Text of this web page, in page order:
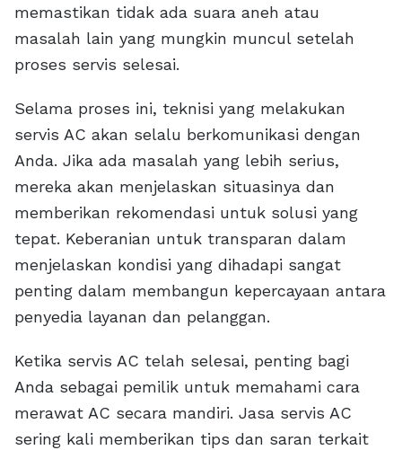
memastikan tidak ada suara aneh atau
masalah lain yang mungkin muncul setelah
proses servis selesai.
Selama proses ini, teknisi yang melakukan
servis AC akan selalu berkomunikasi dengan
Anda. Jika ada masalah yang lebih serius,
mereka akan menjelaskan situasinya dan
memberikan rekomendasi untuk solusi yang
tepat. Keberanian untuk transparan dalam
menjelaskan kondisi yang dihadapi sangat
penting dalam membangun kepercayaan antara
penyedia layanan dan pelanggan.
Ketika servis AC telah selesai, penting bagi
Anda sebagai pemilik untuk memahami cara
merawat AC secara mandiri. Jasa servis AC
sering kali memberikan tips dan saran terkait